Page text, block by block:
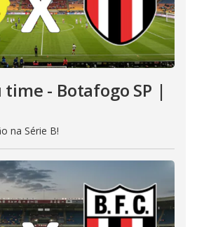
time - Botafogo SP |
na Série B!